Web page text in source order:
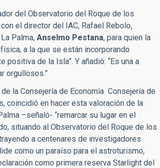
del Observatorio del Roque de los
el director del IAC, Rafael Rebolo,
Palma, Anselmo Pestana, para quien la
a la que se están incorporando
de la Isla”. Y añadió: “Es una a
orgullosos.”
la Consejería de Economía Consejería de
coincidió en hacer esta valoración de la
–señaló- “remarcar su lugar en el
situando al Observatorio del Roque de los
a centenares de investigadores
como un paraíso para el astroturismo,
como primera reserva Starlight del